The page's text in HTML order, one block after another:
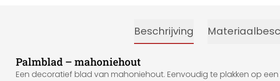
Beschrijving
Palmblad – mahoniehout
Een decoratief blad van mahoniehout. Eenvoudig te plakken op